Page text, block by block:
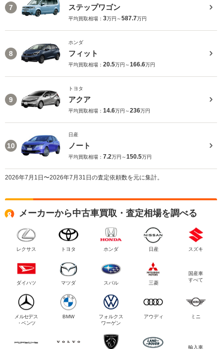
7 ステップワゴン
平均買取相場： 3万円～587.7万円
8
ホンダ
フィット
平均買取相場： 20.5万円～166.6万円
9
トヨタ
アクア
平均買取相場： 14.6万円～236万円
10
日産
ノート
平均買取相場： 7.2万円～150.5万円
2026年7月1日〜2026年7月31日の査定依頼数を元に集計。
メーカーから中古車買取・査定相場を調べる
レクサス トヨタ ホンダ 日産 スズキ
ダイハツ マツダ スバル 三菱
国産車
すべて
メルセデス
・ベンツ
BMW
フォルクス
ワーゲン
アウディ ミニ
輸入車